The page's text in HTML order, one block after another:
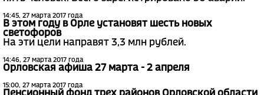
14:45, 27 марта 2017 года
В этом году в Орле установят шесть новых
светофоров
На эти цели направят 3,3 млн рублей.
14:46, 27 марта 2017 года
Орловская афиша 27 марта - 2 апреля
15:00, 27 марта 2017 года